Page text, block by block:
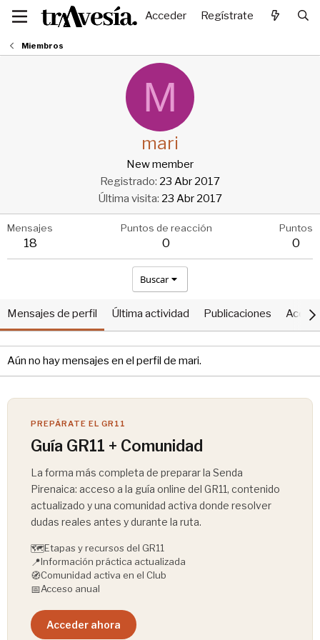
Acceder Regístrate
Miembros
M
mari
New member
Registrado 23 Abr 2017
Última visita 23 Abr 2017
Mensajes
18
Puntos de reacción
0
Puntos
0
Buscar
Mensajes de perfil Última actividad Publicaciones Acerca
Aún no hay mensajes en el perfil de mari.
PREPÁRATE EL GR11
Guía GR11 + Comunidad
La forma más completa de preparar la Senda
Pirenaica: acceso a la guía online del GR11, contenido
actualizado y una comunidad activa donde resolver
dudas reales antes y durante la ruta.
🗺️Etapas y recursos del GR11
📍Información práctica actualizada
🧭Comunidad activa en el Club
📅Acceso anual
Acceder ahora